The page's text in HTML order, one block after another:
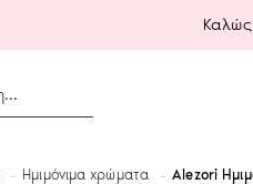
Ημιμόνιμα χρώματα Alezori